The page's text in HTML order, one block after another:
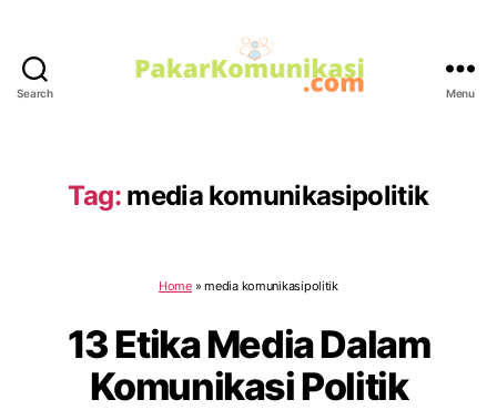
Search Menu
Tag: media komunikasipolitik
Home»media komunikasipolitik
13 Etika Media Dalam
Komunikasi Politik